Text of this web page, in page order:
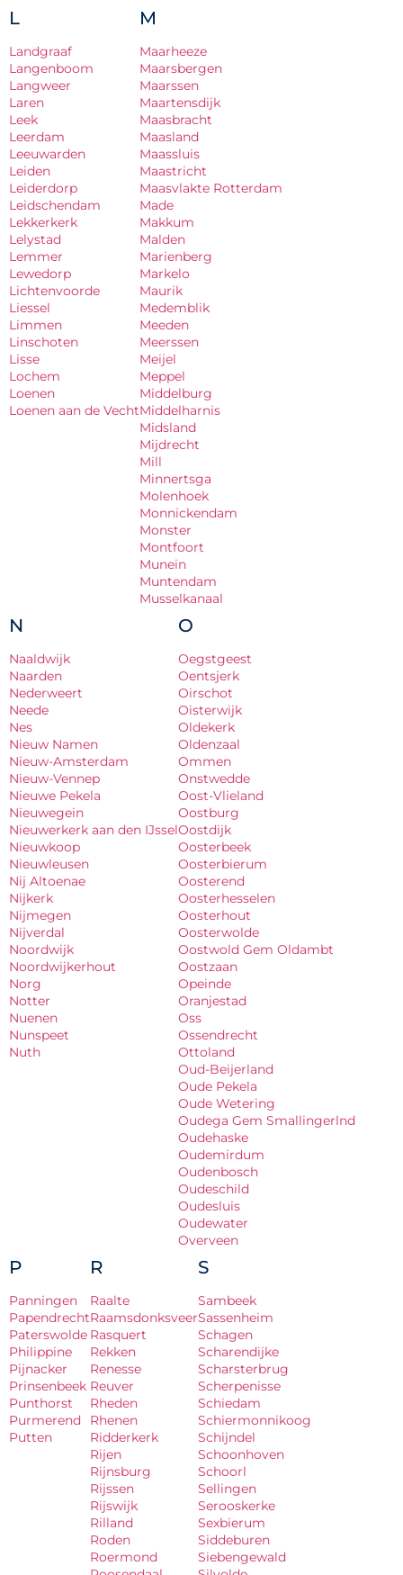
L
Landgraaf
Langenboom
Langweer
Laren
Leek
Leerdam
Leeuwarden
Leiden
Leiderdorp
Leidschendam
Lekkerkerk
Lelystad
Lemmer
Lewedorp
Lichtenvoorde
Liessel
Limmen
Linschoten
Lisse
Lochem
Loenen
Loenen aan de Vecht
M
Maarheeze
Maarsbergen
Maarssen
Maartensdijk
Maasbracht
Maasland
Maassluis
Maastricht
Maasvlakte Rotterdam
Made
Makkum
Malden
Marienberg
Markelo
Maurik
Medemblik
Meeden
Meerssen
Meijel
Meppel
Middelburg
Middelharnis
Midsland
Mijdrecht
Mill
Minnertsga
Molenhoek
Monnickendam
Monster
Montfoort
Munein
Muntendam
Musselkanaal
N
Naaldwijk
Naarden
Nederweert
Neede
Nes
Nieuw Namen
Nieuw-Amsterdam
Nieuw-Vennep
Nieuwe Pekela
Nieuwegein
Nieuwerkerk aan den IJssel
Nieuwkoop
Nieuwleusen
Nij Altoenae
Nijkerk
Nijmegen
Nijverdal
Noordwijk
Noordwijkerhout
Norg
Notter
Nuenen
Nunspeet
Nuth
O
Oegstgeest
Oentsjerk
Oirschot
Oisterwijk
Oldekerk
Oldenzaal
Ommen
Onstwedde
Oost-Vlieland
Oostburg
Oostdijk
Oosterbeek
Oosterbierum
Oosterend
Oosterhesselen
Oosterhout
Oosterwolde
Oostwold Gem Oldambt
Oostzaan
Opeinde
Oranjestad
Oss
Ossendrecht
Ottoland
Oud-Beijerland
Oude Pekela
Oude Wetering
Oudega Gem Smallingerlnd
Oudehaske
Oudemirdum
Oudenbosch
Oudeschild
Oudesluis
Oudewater
Overveen
P
Panningen
Papendrecht
Paterswolde
Philippine
Pijnacker
Prinsenbeek
Punthorst
Purmerend
Putten
R
Raalte
Raamsdonksveer
Rasquert
Rekken
Renesse
Reuver
Rheden
Rhenen
Ridderkerk
Rijen
Rijnsburg
Rijssen
Rijswijk
Rilland
Roden
Roermond
S
Sambeek
Sassenheim
Schagen
Scharendijke
Scharsterbrug
Scherpenisse
Schiedam
Schiermonnikoog
Schijndel
Schoonhoven
Schoorl
Sellingen
Serooskerke
Sexbierum
Siddeburen
Siebengewald